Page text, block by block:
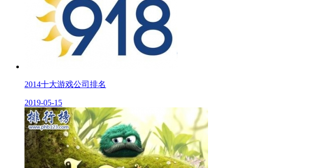
2014十大游戏公司排名
2019-05-15